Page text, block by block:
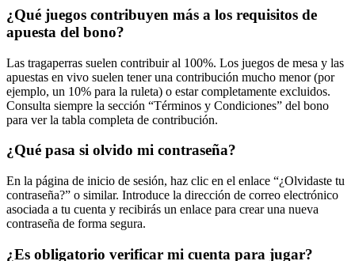
¿Qué juegos contribuyen más a los requisitos de
apuesta del bono?
Las tragaperras suelen contribuir al 100%. Los juegos de mesa y las
apuestas en vivo suelen tener una contribución mucho menor (por
ejemplo, un 10% para la ruleta) o estar completamente excluidos.
Consulta siempre la sección “Términos y Condiciones” del bono
para ver la tabla completa de contribución.
¿Qué pasa si olvido mi contraseña?
En la página de inicio de sesión, haz clic en el enlace “¿Olvidaste tu
contraseña?” o similar. Introduce la dirección de correo electrónico
asociada a tu cuenta y recibirás un enlace para crear una nueva
contraseña de forma segura.
¿Es obligatorio verificar mi cuenta para jugar?